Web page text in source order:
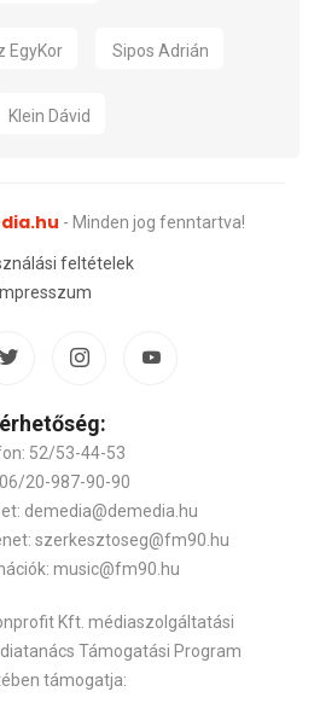
EgyKor Sipos Adrián
Klein Dávid
- Minden jog fenntartva!
feltételek
Impresszum
52/53-44-53
20-987-90-90
demedia@demedia.hu
szerkesztoseg@fm90.hu
music@fm90.hu
Kft. médiaszolgáltatási
Támogatási Program
támogatja: